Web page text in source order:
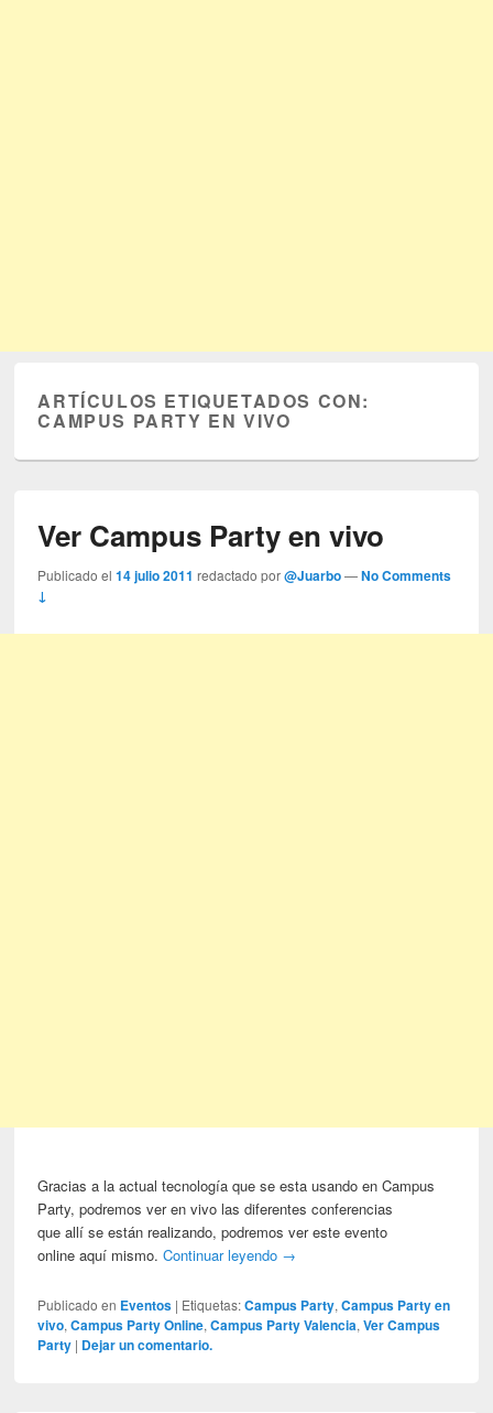
ARTÍCULOS ETIQUETADOS CON:
CAMPUS PARTY EN VIVO
Ver Campus Party en vivo
Publicado el14 julio 2011 redactado por@Juarbo —No Comments
↓
Gracias a la actual tecnología que se esta usando en Campus
Party, podremos ver en vivo las diferentes conferencias
que allí se están realizando, podremos ver este evento
online aquí mismo.Continuar leyendo →
Publicado en Eventos | Etiquetas: Campus Party,Campus Party en
vivo,Campus Party Online,Campus Party Valencia,Ver Campus
Party | Dejar un comentario.